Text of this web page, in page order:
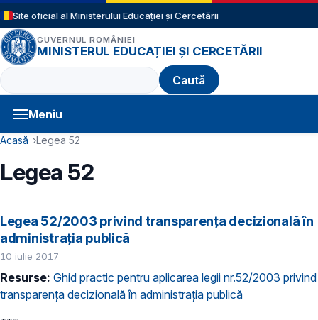
Sari la conținutul principal
Site oficial al Ministerului Educației și Cercetării
GUVERNUL ROMÂNIEI
MINISTERUL EDUCAȚIEI ȘI CERCETĂRII
Caută
Meniu
Navigație principală
Cale de navigare
Acasă Legea 52
Legea 52
Legea 52/2003 privind transparența decizională în
administrația publică
10 iulie 2017
Resurse: Ghid practic pentru aplicarea legii nr.52/2003 privind
transparența decizională în administrația publică